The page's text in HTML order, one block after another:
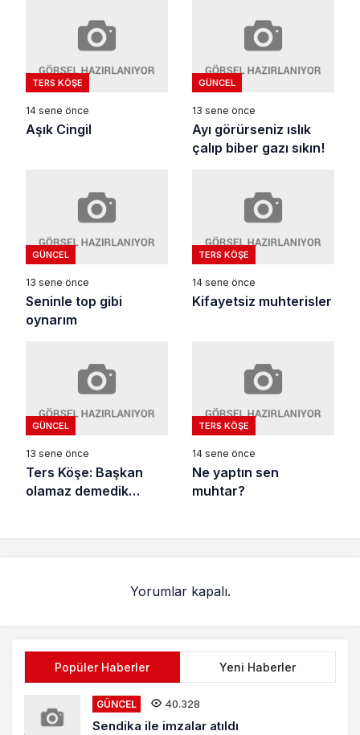
TERS KÖŞE
14 sene önce
Aşık Cingil
GÜNCEL
13 sene önce
Ayı görürseniz ıslık
çalıp biber gazı sıkın!
GÜNCEL
13 sene önce
Seninle top gibi
oynarım
TERS KÖŞE
14 sene önce
Kifayetsiz muhterisler
GÜNCEL
13 sene önce
Ters Köşe: Başkan
olamaz demedik…
TERS KÖŞE
14 sene önce
Ne yaptın sen
muhtar?
Yorumlar kapalı.
Popüler Haberler Yeni Haberler
GÜNCEL 40.328
Sendika ile imzalar atıldı